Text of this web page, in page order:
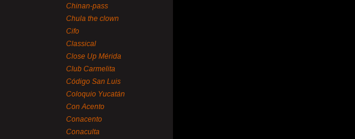
Chinan-pass
Chula the clown
Cifo
Classical
Close Up Mérida
Club Carmelita
Código San Luis
Coloquio Yucatán
Con Acento
Conacento
Conaculta